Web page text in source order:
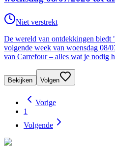
Niet verstrekt
De wereld van ontdekkingen
volgende week van woensdag 08/
van Carrefour – alles wat je nodig
Bekijken Volgen
Vorige
1
Volgende